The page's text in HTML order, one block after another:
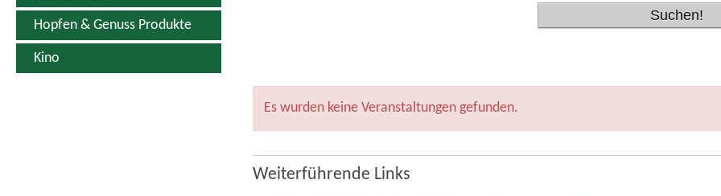
Hopfen & Genuss Produkte
Kino
Es wurden keine Veranstaltungen gefunden.
Weiterführende Links